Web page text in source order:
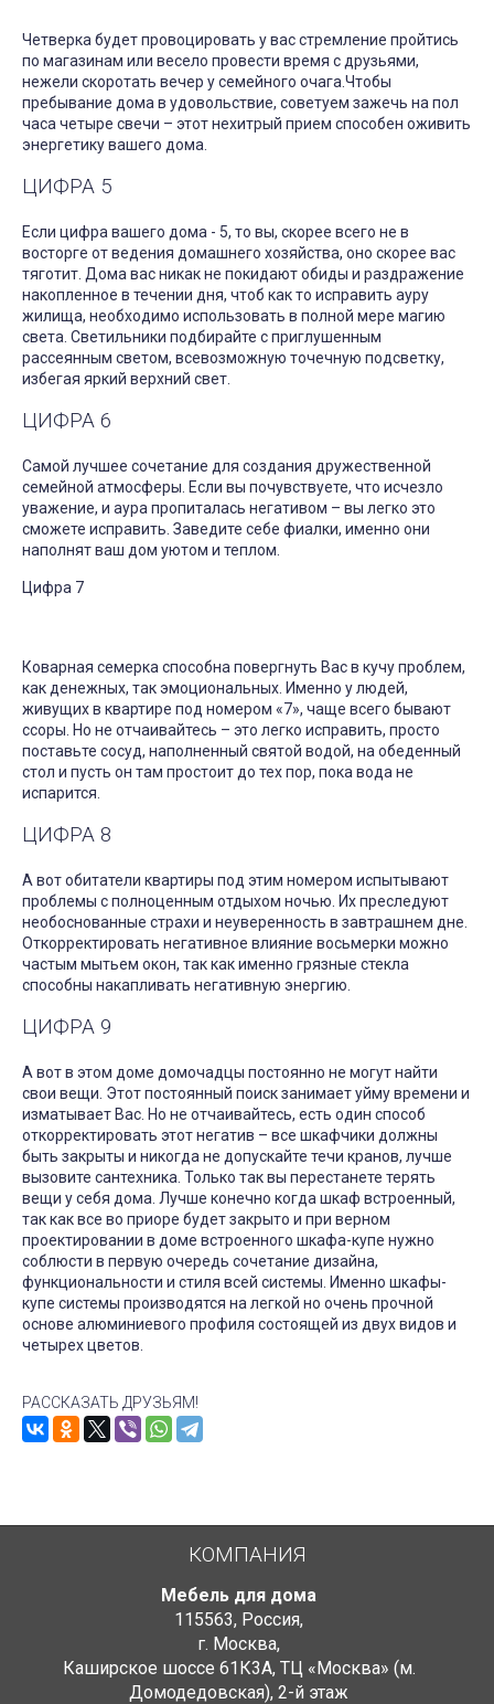
Четверка будет провоцировать у вас стремление пройтись
по магазинам или весело провести время с друзьями,
нежели скоротать вечер у семейного очага.Чтобы
пребывание дома в удовольствие, советуем зажечь на пол
часа четыре свечи – этот нехитрый прием способен оживить
энергетику вашего дома.
ЦИФРА 5
Если цифра вашего дома - 5, то вы, скорее всего не в
восторге от ведения домашнего хозяйства, оно скорее вас
тяготит. Дома вас никак не покидают обиды и раздражение
накопленное в течении дня, чтоб как то исправить ауру
жилища, необходимо использовать в полной мере магию
света. Светильники подбирайте с приглушенным
рассеянным светом, всевозможную точечную подсветку,
избегая яркий верхний свет.
ЦИФРА 6
Самой лучшее сочетание для создания дружественной
семейной атмосферы. Если вы почувствуете, что исчезло
уважение, и аура пропиталась негативом – вы легко это
сможете исправить. Заведите себе фиалки, именно они
наполнят ваш дом уютом и теплом.
Цифра 7
Коварная семерка способна повергнуть Вас в кучу проблем,
как денежных, так эмоциональных. Именно у людей,
живущих в квартире под номером «7», чаще всего бывают
ссоры. Но не отчаивайтесь – это легко исправить, просто
поставьте сосуд, наполненный святой водой, на обеденный
стол и пусть он там простоит до тех пор, пока вода не
испарится.
ЦИФРА 8
А вот обитатели квартиры под этим номером испытывают
проблемы с полноценным отдыхом ночью. Их преследуют
необоснованные страхи и неуверенность в завтрашнем дне.
Откорректировать негативное влияние восьмерки можно
частым мытьем окон, так как именно грязные стекла
способны накапливать негативную энергию.
ЦИФРА 9
А вот в этом доме домочадцы постоянно не могут найти
свои вещи. Этот постоянный поиск занимает уйму времени и
изматывает Вас. Но не отчаивайтесь, есть один способ
откорректировать этот негатив – все шкафчики должны
быть закрыты и никогда не допускайте течи кранов, лучше
вызовите сантехника. Только так вы перестанете терять
вещи у себя дома. Лучше конечно когда шкаф встроенный,
так как все во приоре будет закрыто и при верном
проектировании в доме встроенного шкафа-купе нужно
соблюсти в первую очередь сочетание дизайна,
функциональности и стиля всей системы. Именно шкафы-
купе системы производятся на легкой но очень прочной
основе алюминиевого профиля состоящей из двух видов и
четырех цветов.
РАССКАЗАТЬ ДРУЗЬЯМ!
КОМПАНИЯ
Мебель для дома
115563, Россия,
г. Москва,
Каширское шоссе 61К3А, ТЦ «Москва» (м.
Домодедовская), 2-й этаж